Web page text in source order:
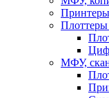
МФУ,